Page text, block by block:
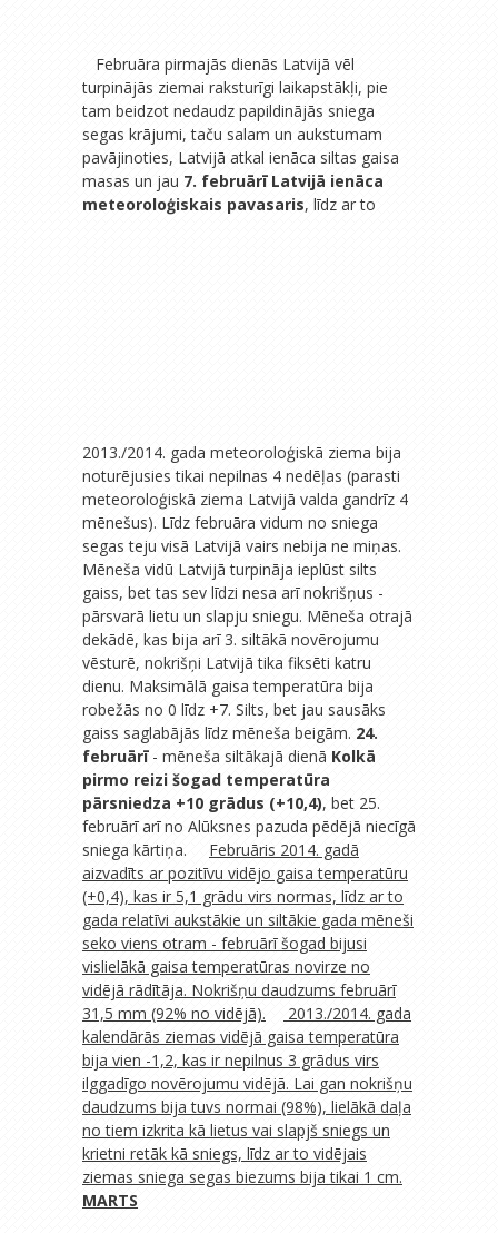
Februāra pirmajās dienās Latvijā vēl
turpinājās ziemai raksturīgi laikapstākļi, pie
tam beidzot nedaudz papildinājās sniega
segas krājumi, taču salam un aukstumam
pavājinoties, Latvijā atkal ienāca siltas gaisa
masas un jau 7. februārī Latvijā ienāca
meteoroloģiskais pavasaris, līdz ar to
2013./2014. gada meteoroloģiskā ziema bija
noturējusies tikai nepilnas 4 nedēļas (parasti
meteoroloģiskā ziema Latvijā valda gandrīz 4
mēnešus). Līdz februāra vidum no sniega
segas teju visā Latvijā vairs nebija ne miņas.
Mēneša vidū Latvijā turpināja ieplūst silts
gaiss, bet tas sev līdzi nesa arī nokrišņus -
pārsvarā lietu un slapju sniegu. Mēneša otrajā
dekādē, kas bija arī 3. siltākā novērojumu
vēsturē, nokrišņi Latvijā tika fiksēti katru
dienu. Maksimālā gaisa temperatūra bija
robežās no 0 līdz +7. Silts, bet jau sausāks
gaiss saglabājās līdz mēneša beigām. 24.
februārī- mēneša siltākajā dienā Kolkā
pirmo reizi šogad temperatūra
pārsniedza +10 grādus (+10,4), bet 25.
februārī arī no Alūksnes pazuda pēdējā niecīgā
sniega kārtiņa. Februāris 2014. gadā
aizvadīts ar pozitīvu vidējo gaisa temperatūru
(+0,4), kas ir 5,1 grādu virs normas, līdz ar to
gada relatīvi aukstākie un siltākie gada mēneši
seko viens otram - februārī šogad bijusi
vislielākā gaisa temperatūras novirze no
vidējā rādītāja. Nokrišņu daudzums februārī
31,5 mm (92% no vidējā).
2013./2014. gada
kalendārās ziemas vidējā gaisa temperatūra
bija vien -1,2, kas ir nepilnus 3 grādus virs
ilggadīgo novērojumu vidējā. Lai gan nokrišņu
daudzums bija tuvs normai (98%), lielākā daļa
no tiem izkrita kā lietus vai slapjš sniegs un
krietni retāk kā sniegs, līdz ar to vidējais
ziemas sniega segas biezums bija tikai 1 cm.
MARTS